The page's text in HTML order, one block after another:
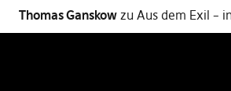
Thomas Ganskowzu Aus dem Exil –